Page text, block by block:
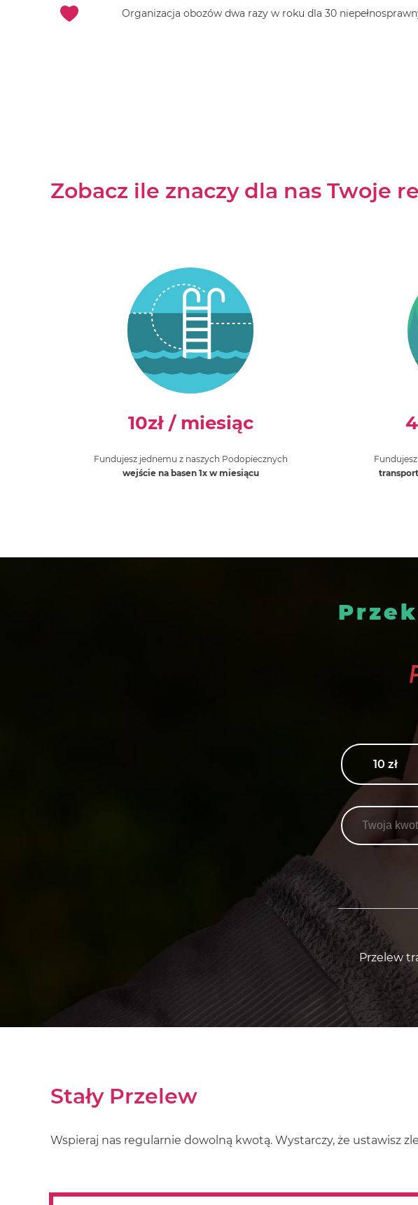
Organizacja obozów dwa razy w roku dla 30
Zobacz ile znaczy dla nas Twoje
10zł / miesiąc
Fundujesz jednemu z naszych Podopiecznych
wejście na basen 1x w miesiącu
10 zł
Przelew
Stały Przelew
Wspieraj nas regularnie dowolną kwotą. Wystarczy, że ustawisz